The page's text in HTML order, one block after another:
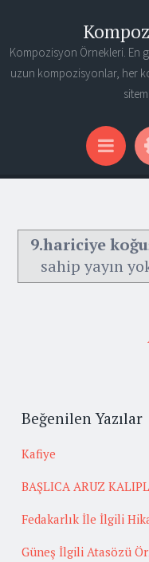
Kompozisyon Örnekleri. En
uzun kompozisyonlar, her
Menu
9.hariciye
sahip yayın
Beğenilen Yazılar
Kafiye
BAŞLICA ARUZ
Fedakarlık İle İlgili
Güneş İlgili Atasözü